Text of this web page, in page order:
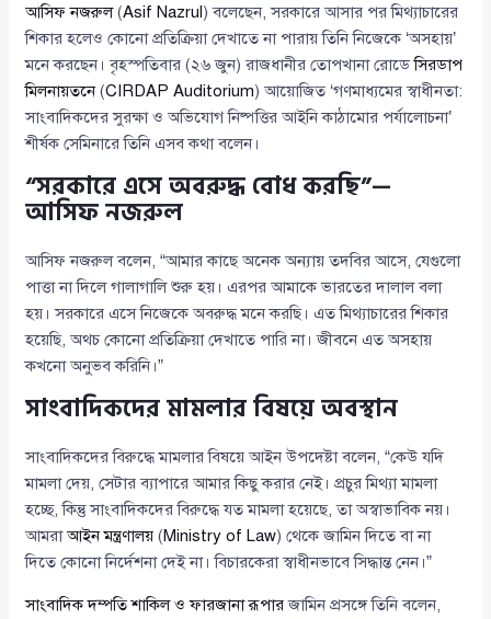
আসিফ নজরুল(Asif Nazrul) বলেছেন, সরকারে আসার পর মিথ্যাচারের
শিকার হলেও কোনো প্রতিক্রিয়া দেখাতে না পারায় তিনি নিজেকে ‘অসহায়’
মনে করছেন। বৃহস্পতিবার (২৬ জুন) রাজধানীর তোপখানা রোডেসিরডাপ
মিলনায়তনে(CIRDAP Auditorium) আয়োজিত ‘গণমাধ্যমের স্বাধীনতা:
সাংবাদিকদের সুরক্ষা ও অভিযোগ নিষ্পত্তির আইনি কাঠামোর পর্যালোচনা’
শীর্ষক সেমিনারে তিনি এসব কথা বলেন।
“সরকারে এসে অবরুদ্ধ বোধ করছি”—
আসিফ নজরুল
আসিফ নজরুল বলেন, “আমার কাছে অনেক অন্যায় তদবির আসে, যেগুলো
পাত্তা না দিলে গালাগালি শুরু হয়। এরপর আমাকে ভারতের দালাল বলা
হয়। সরকারে এসে নিজেকে অবরুদ্ধ মনে করছি। এত মিথ্যাচারের শিকার
হয়েছি, অথচ কোনো প্রতিক্রিয়া দেখাতে পারি না। জীবনে এত অসহায়
কখনো অনুভব করিনি।”
সাংবাদিকদের মামলার বিষয়ে অবস্থান
সাংবাদিকদের বিরুদ্ধে মামলার বিষয়ে আইন উপদেষ্টা বলেন, “কেউ যদি
মামলা দেয়, সেটার ব্যাপারে আমার কিছু করার নেই। প্রচুর মিথ্যা মামলা
হচ্ছে, কিন্তু সাংবাদিকদের বিরুদ্ধে যত মামলা হয়েছে, তা অস্বাভাবিক নয়।
আমরাআইন মন্ত্রণালয় (Ministry of Law) থেকে জামিন দিতে বা না
দিতে কোনো নির্দেশনা দেই না। বিচারকেরা স্বাধীনভাবে সিদ্ধান্ত নেন।”
সাংবাদিক দম্পতি শাকিল ও ফারজানা রূপারজামিন প্রসঙ্গে তিনি বলেন,